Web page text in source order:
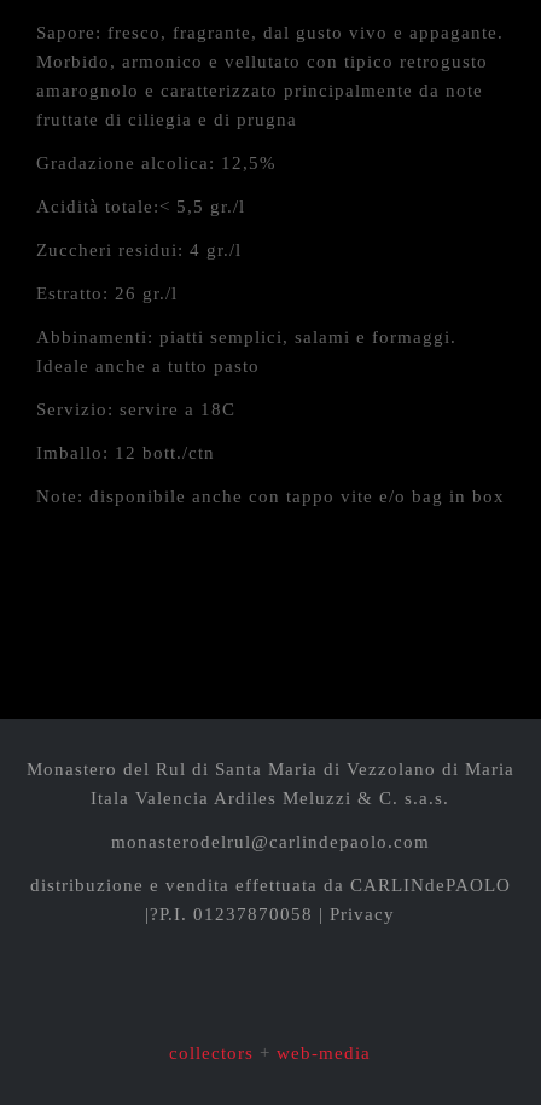
Sapore: fresco, fragrante, dal gusto vivo e appagante.
Morbido, armonico e vellutato con tipico retrogusto
amarognolo e caratterizzato principalmente da note
fruttate di ciliegia e di prugna
Gradazione alcolica: 12,5%
Acidità totale:< 5,5 gr./l
Zuccheri residui: 4 gr./l
Estratto: 26 gr./l
Abbinamenti: piatti semplici, salami e formaggi.
Ideale anche a tutto pasto
Servizio: servire a 18C
Imballo: 12 bott./ctn
Note: disponibile anche con tappo vite e/o bag in box
Monastero del Rul di Santa Maria di Vezzolano di Maria
Itala Valencia Ardiles Meluzzi & C. s.a.s.
monasterodelrul@carlindepaolo.com
distribuzione e vendita effettuata da CARLINdePAOLO
|?P.I. 01237870058 |Privacy
collectors +web-media